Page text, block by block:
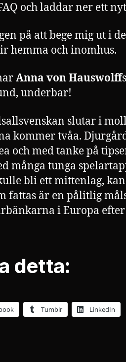
och laddar ner ett
på att bege mig ut i
hemma och inomhus.
Anna von Hauswolffs
underbar!
slutar i
kommer tvåa.
och med tanke på
många tunga
bli ett mittenlag,
fattas är en pålitlig
i Europa
detta:
Tumblr LinkedIn